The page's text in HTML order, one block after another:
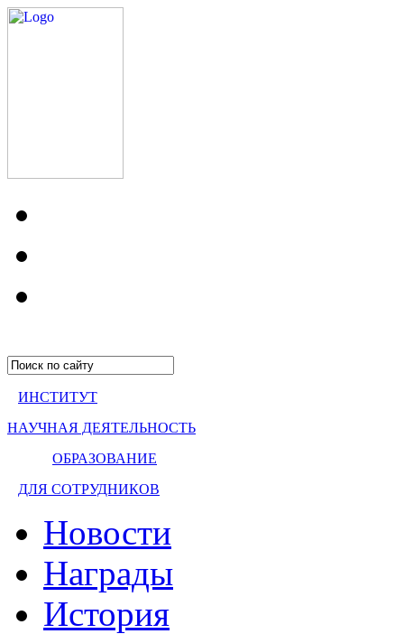
ИНСТИТУТ
НАУЧНАЯ ДЕЯТЕЛЬНОСТЬ
ОБРАЗОВАНИЕ
ДЛЯ СОТРУДНИКОВ
Новости
Награды
История